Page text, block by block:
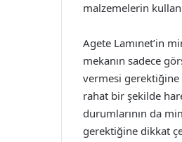
malzemelerin
Agete Lamınet’in
mekanın sadece
vermesi gerektiğine
rahat bir şekilde
durumlarının da
gerektiğine dikkat